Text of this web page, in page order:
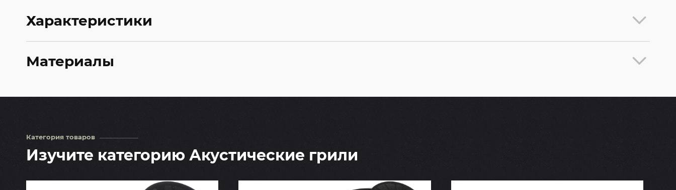
Характеристики
Материалы
Категория товаров
Изучите категорию Акустические грили